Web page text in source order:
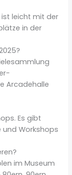
ist leicht mit der
in der
Arcadehalle
Es gibt
Workshops
im Museum